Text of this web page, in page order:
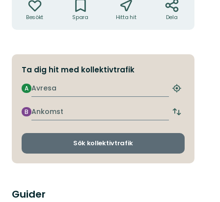
Besökt Spara Hitta hit Dela
Ta dig hit med kollektivtrafik
Avresa
A
Hitta
hållplats
Ankomst
B
Byt
och
Sök kollektivtrafik
Guider